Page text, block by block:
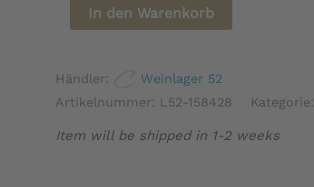
Champagne
Brut
in
In den Warenkorb
Händler:
Weinlager 52
Artikelnummer: L52-158428 Kategorie:
Item will be shipped in 1-2 weeks